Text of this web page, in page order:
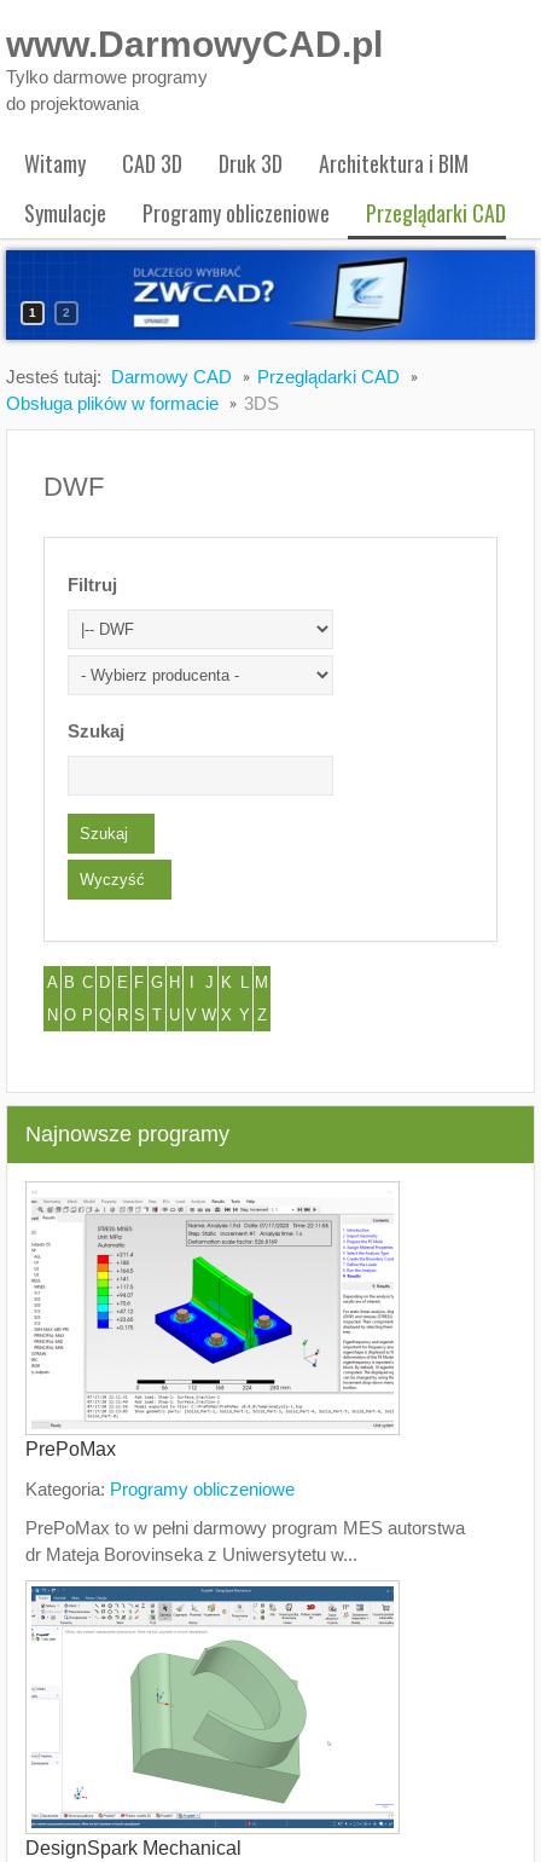
www.DarmowyCAD.pl
Tylko darmowe programy
do projektowania
Witamy CAD 3D Druk 3D
Architektura i BIM
Symulacje
Programy obliczeniowe Przeglądarki CAD
1 2
Jesteś tutaj: Darmowy CAD
Przeglądarki CAD
Obsługa plików w formacie
3DS
DWF
Filtruj
Szukaj
A B C D E F G H J K
M
N O P Q R S T U V W X Y Z
Najnowsze programy
PrePoMax
Kategoria: Programy obliczeniowe
PrePoMax to w pełni darmowy program MES autorstwa
dr Mateja Borovinseka z Uniwersytetu w...
DesignSpark Mechanical